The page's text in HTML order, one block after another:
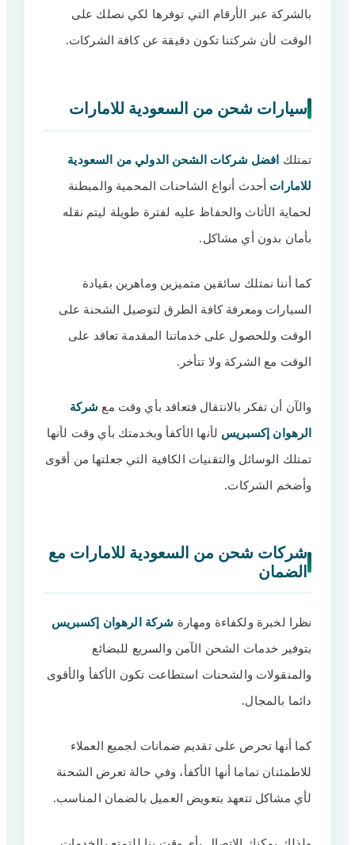
بالشركة عبر الأرقام التي توفرها لكي نصلك على
الوقت لأن شركتنا تكون دقيقة عن كافة الشركات.
سيارات شحن من السعودية للامارات
تمتلك افضل شركات الشحن الدولي من السعودية
للامارات أحدث أنواع الشاحنات المحمية والمبطنة
لحماية الأثاث والحفاظ عليه لفترة طويلة ليتم نقله
بأمان بدون أي مشاكل.
كما أننا نمتلك سائقين متميزين وماهرين بقيادة
السيارات ومعرفة كافة الطرق لتوصيل الشحنة على
الوقت وللحصول على خدماتنا المقدمة تعاقد على
الوقت مع الشركة ولا تتأخر.
والآن أن تفكر بالانتقال فتعاقد بأي وقت مع شركة
الرهوان إكسبريس لأنها الأكفأ وبخدمتك بأي وقت لأنها
تمتلك الوسائل والتقنيات الكافية التي جعلتها من أقوى
وأضخم الشركات.
شركات شحن من السعودية للامارات مع
الضمان
نظرا لخبرة ولكفاءة ومهارة شركة الرهوان إكسبريس
بتوفير خدمات الشحن الآمن والسريع للبضائع
والمنقولات والشحنات استطاعت تكون الأكفأ والأقوى
دائما بالمجال.
كما أنها تحرص على تقديم ضمانات لجميع العملاء
للاطمئنان تماما أنها الأكفأ، وفي حالة تعرض الشحنة
لأي مشاكل تتعهد بتعويض العميل بالضمان المناسب.